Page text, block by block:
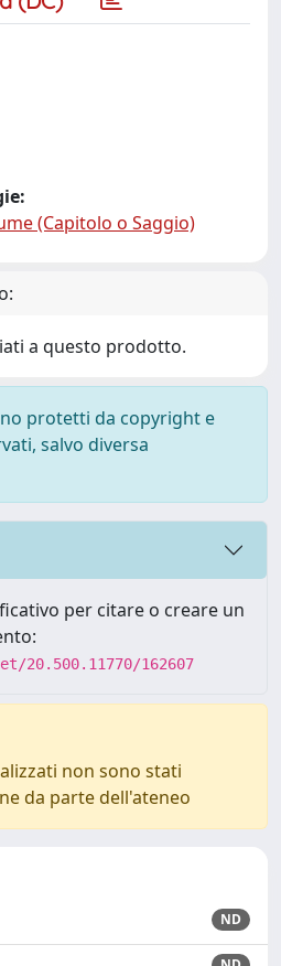
(Capitolo o Saggio)
a questo prodotto.
protetti da copyright e
salvo diversa
per citare o creare un
20.500.11770/162607
non sono stati
da parte dell'ateneo
ND